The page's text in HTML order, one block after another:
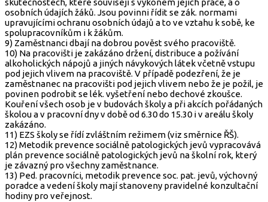
skutečnostech, které souvisejí s výkonem jejich práce, a o
osobních údajích žáků. Jsou povinni řídit se zák. normami
upravujícími ochranu osobních údajů a to ve vztahu k sobě, ke
spolupracovníkům i k žákům.
9) Zaměstnanci dbají na dobrou pověst svého pracoviště.
10) Na pracovišti je zakázáno držení, distribuce a požívání
alkoholických nápojů a jiných návykových látek včetně vstupu
pod jejich vlivem na pracoviště. V případě podezření, že je
zaměstnanec na pracovišti pod jejich vlivem nebo že je požil, je
povinen podrobit se lék. vyšetření nebo dechové zkoušce.
Kouření všech osob je v budovách školy a při akcích pořádaných
školou a v pracovní dny v době od 6.30 do 15.30 i v areálu školy
zakázáno.
11) EZS školy se řídí zvláštním režimem (viz směrnice ŘŠ).
12) Metodik prevence sociálně patologických jevů vypracovává
plán prevence sociálně patologických jevů na školní rok, který
je závazný pro všechny zaměstnance.
13) Ped. pracovníci, metodik prevence soc. pat. jevů, výchovný
poradce a vedení školy mají stanoveny pravidelné konzultační
hodiny pro veřejnost.